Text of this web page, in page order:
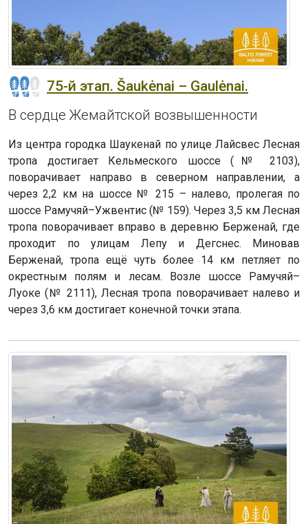
75-й этап. Šaukėnai – Gaulėnai.
В сердце Жемайтской возвышенности
Из центра городка Шаукенай по улице Лайсвес Лесная
тропа достигает Кельмеского шоссе (№ 2103),
поворачивает направо в северном направлении, а
через 2,2 км на шоссе № 215 – налево, пролегая по
шоссе Рамучяй–Ужвентис (№ 159). Через 3,5 км Лесная
тропа поворачивает вправо в деревню Берженай, где
проходит по улицам Лепу и Дегснес. Миновав
Берженай, тропа ещё чуть более 14 км петляет по
окрестным полям и лесам. Возле шоссе Рамучяй–
Луоке (№ 2111), Лесная тропа поворачивает налево и
через 3,6 км достигает конечной точки этапа.